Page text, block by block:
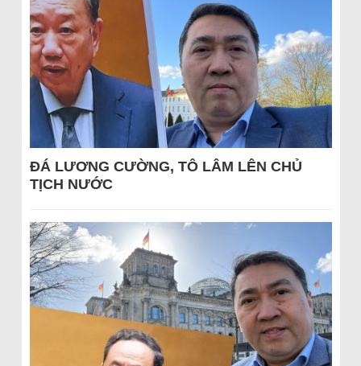
ĐÁ LƯƠNG CƯỜNG, TÔ LÂM LÊN CHỦ
TỊCH NƯỚC